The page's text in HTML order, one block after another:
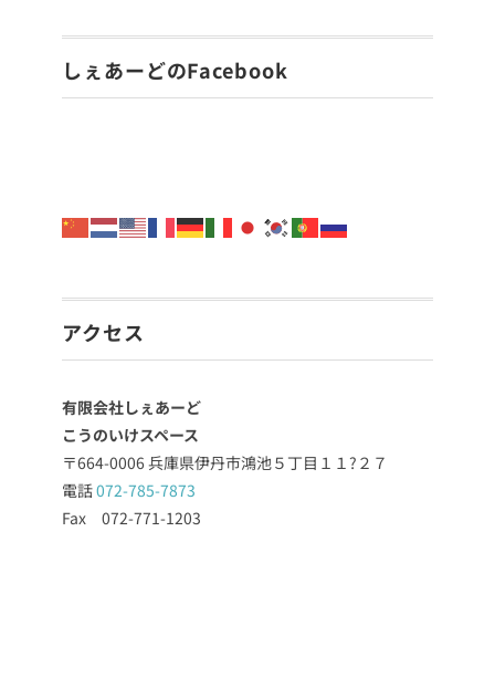
しぇあーどのFacebook
アクセス
有限会社しぇあーど
こうのいけスペース
〒664-0006 兵庫県伊丹市鴻池５丁目１１?２７
電話072-785-7873
Fax 072-771-1203